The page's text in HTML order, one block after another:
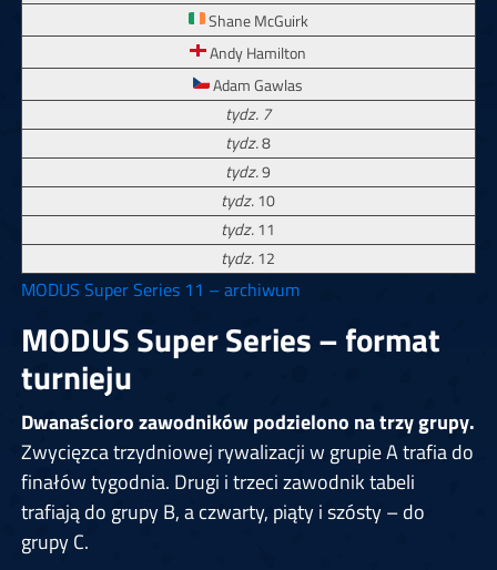
Shane McGuirk
Andy Hamilton
Adam Gawlas
tydz. 7
tydz.8
tydz.9
tydz.10
tydz.11
tydz.12
MODUS Super Series 11 – archiwum
MODUS Super Series – format
turnieju
Dwanaścioro zawodników podzielono na trzy grupy.
Zwycięzca trzydniowej rywalizacji w grupie A trafia do
finałów tygodnia. Drugi i trzeci zawodnik tabeli
trafiają do grupy B, a czwarty, piąty i szósty – do
grupy C.